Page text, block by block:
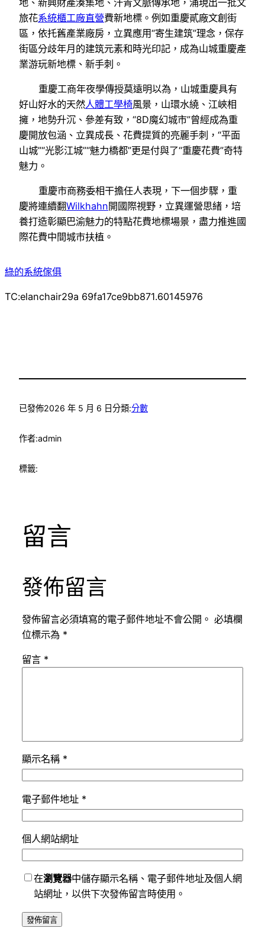
旅花系統櫃工廠直營費新地標。例如重慶貳廠文創街
區，依托舊產業廠房，立異應用“寄生建筑”理念，保存
街區分歧年月的建筑元素和時光印記，成為山城重慶產
業游玩新地標、新手刺。
重慶工商年夜學傳授莫遠明以為，山城重慶具有
好山好水的天然人體工學椅風景，山環水繞、江峽相
擁，地勢升沉、參差有致，“8D魔幻城市”曾經成為重
慶開放包涵、立異成長、花費提質的亮麗手刺，“平面
山城”“光影江城”“魅力橋都”更是付與了“重慶花費”奇特
魅力。
重慶市商務委相干擔任人表現，下一個步驟，重
慶將連續翻Wilkhahn開國際視野，立異運營思緒，培
養打造彰顯巴渝魅力的特點花費地標場景，盡力推進國
際花費中間城市扶植。
綠的系統傢俱
TC:elanchair29a 69fa17ce9bb871.60145976
已發佈2026 年 5 月 6 日分類:分數
作者:admin
標籤:
留言
發佈留言
發佈留言必須填寫的電子郵件地址不會公開。 必填欄
位標示為 *
留言 *
顯示名稱 *
電子郵件地址 *
個人網站網址
在瀏覽器中儲存顯示名稱、電子郵件地址及個人網
站網址，以供下次發佈留言時使用。